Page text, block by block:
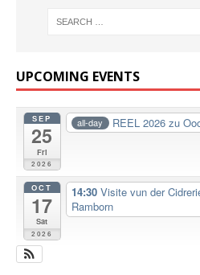
UPCOMING EVENTS
SEP
25
Fri
2026
all-day REEL 2026 zu
OCT
17
Sat
2026
14:30 Visite vun der
Ramborn